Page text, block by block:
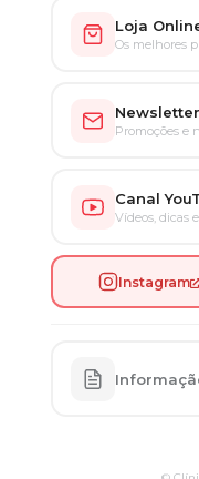
Loja
Os melhores
Promoções e
Canal
Vídeos, dicas
Instagram